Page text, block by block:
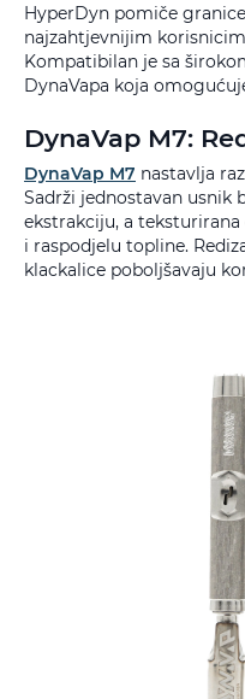
HyperDyn pomiče
najzahtjevnijim
Kompatibilan je sa
DynaVapa koja
DynaVap M7:
DynaVap M7 nastavlja
Sadrži jednostavan usnik
ekstrakciju, a
i raspodjelu topline.
klackalice poboljšavaju